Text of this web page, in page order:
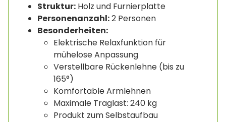
Struktur: Holz und Furnierplatte
Personenanzahl:2 Personen
Besonderheiten:
Elektrische Relaxfunktion für
mühelose Anpassung
Verstellbare Rückenlehne (bis zu
165°)
Komfortable Armlehnen
Maximale Traglast: 240 kg
Produkt zum Selbstaufbau